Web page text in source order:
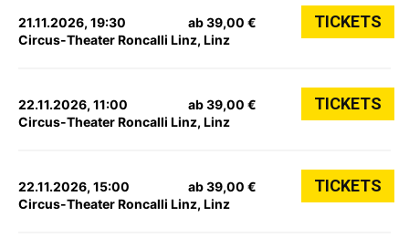
21.11.2026, 19:30
Circus-Theater Roncalli Linz, Linz
ab 39,00 € TICKETS
22.11.2026, 11:00
Circus-Theater Roncalli Linz, Linz
ab 39,00 € TICKETS
22.11.2026, 15:00
Circus-Theater Roncalli Linz, Linz
ab 39,00 € TICKETS